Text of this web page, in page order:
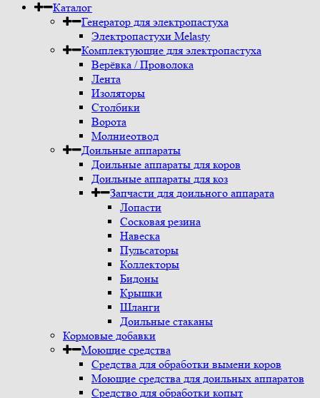
Каталог
Генератор для электропастуха
Электропастухи Melasty
Комплектующие для электропастуха
Верёвка / Проволока
Лента
Изоляторы
Столбики
Ворота
Молниеотвод
Доильные аппараты
Доильные аппараты для коров
Доильные аппараты для коз
Запчасти для доильного аппарата
Лопасти
Сосковая резина
Навеска
Пульсаторы
Коллекторы
Бидоны
Крышки
Шланги
Доильные стаканы
Кормовые добавки
Моющие средства
Средства для обработки вымени коров
Моющие средства для доильных аппаратов
Средство для обработки копыт